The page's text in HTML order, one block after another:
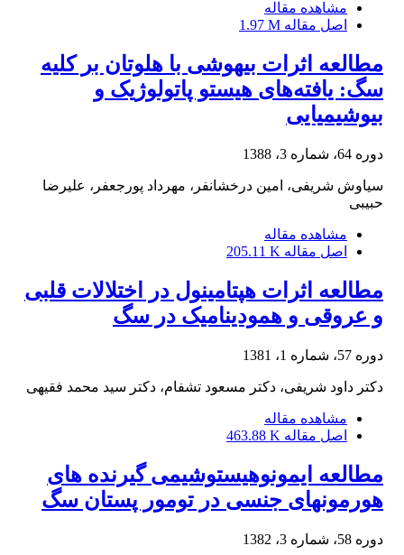
مشاهده مقاله
اصل مقاله 1.97 M
مطالعه اثرات بیهوشی با هلوتان بر کلیه
سگ: یافته‌های هیستو پاتولوژیک و
بیوشیمیا‌یی
دوره 64، شماره 3، 1388
سیاوش شریفی، امین درخشانفر، مهرداد پورجعفر، علیرضا
حبیبی
مشاهده مقاله
اصل مقاله 205.11 K
مطالعه اثرات هپتامینول در اختلالات قلبی
و عروقی و همودینامیک در سگ
دوره 57، شماره 1، 1381
دکتر داود شریفی، دکتر مسعود تشفام، دکتر سید محمد فقیهی
مشاهده مقاله
اصل مقاله 463.88 K
مطالعه ایمونوهیستوشیمی گیرنده های
هورمونهای جنسی در تومور پستان سگ
دوره 58، شماره 3، 1382